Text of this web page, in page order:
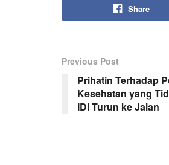
Share
Previous Post
Prihatin Terhadap
Kesehatan yang
IDI Turun ke Jalan